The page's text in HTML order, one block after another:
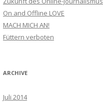
h
:
On and Offline LOVE
MACH MICH AN!
Füttern verboten
ARCHIVE
Juli 2014